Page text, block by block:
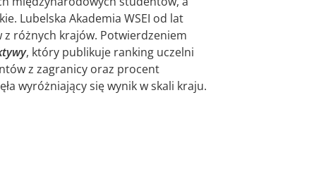
Lubelska Akademia WSEI od lat
różnych krajów. Potwierdzeniem
, który publikuje ranking uczelni
z zagranicy oraz procent
wyróżniający się wynik w skali kraju.